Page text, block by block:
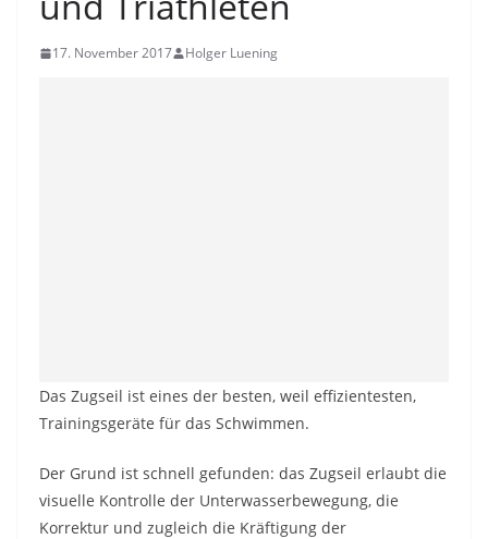
17. November 2017 Holger Luening
Das Zugseil ist eines der besten, weil effizientesten,
Trainingsgeräte für das Schwimmen.
Der Grund ist schnell gefunden: das Zugseil erlaubt die
visuelle Kontrolle der Unterwasserbewegung, die
Korrektur und zugleich die Kräftigung der